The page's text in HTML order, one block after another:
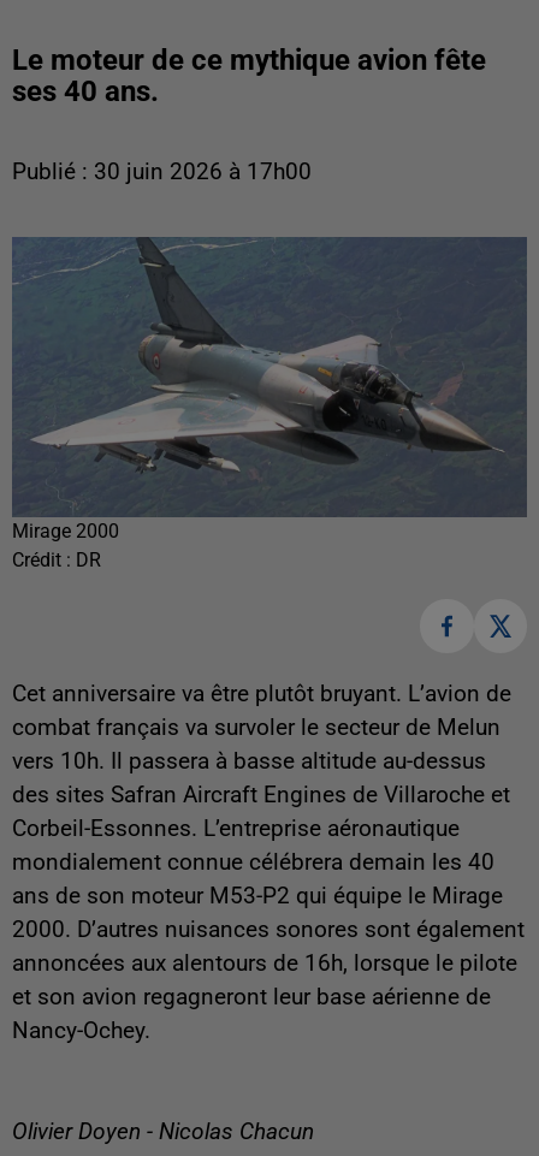
Le moteur de ce mythique avion fête
ses 40 ans.
Publié : 30 juin 2026 à 17h00
Mirage 2000
Crédit : DR
Cet anniversaire va être plutôt bruyant. L’avion de
combat français va survoler le secteur de Melun
vers 10h. Il passera à basse altitude au-dessus
des sites Safran Aircraft Engines de Villaroche et
Corbeil-Essonnes. L’entreprise aéronautique
mondialement connue célébrera demain les 40
ans de son moteur M53-P2 qui équipe le Mirage
2000. D’autres nuisances sonores sont également
annoncées aux alentours de 16h, lorsque le pilote
et son avion regagneront leur base aérienne de
Nancy-Ochey.
Olivier Doyen - Nicolas Chacun